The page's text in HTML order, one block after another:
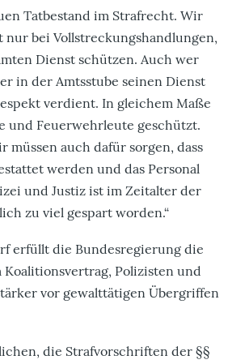
Tatbestand im Strafrecht. Wir
bei Vollstreckungshandlungen,
Dienst schützen. Auch wer
in der Amtsstube seinen Dienst
verdient. In gleichem Maße
und Feuerwehrleute geschützt.
müssen auch dafür sorgen, dass
werden und das Personal
und Justiz ist im Zeitalter der
zu viel gespart worden.“
erfüllt die Bundesregierung die
Koalitionsvertrag, Polizisten und
vor gewalttätigen Übergriffen
die Strafvorschriften der §§